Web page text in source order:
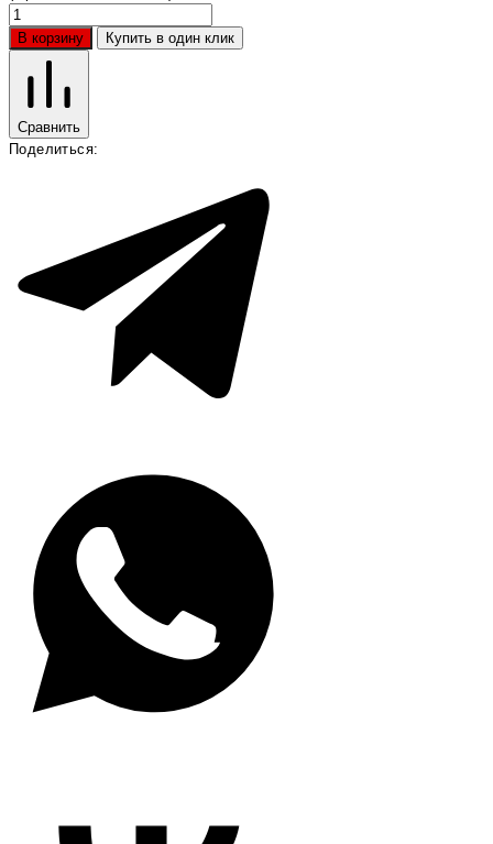
В корзину Купить в один клик
Сравнить
Поделиться: